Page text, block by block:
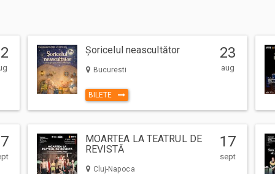
Șoricelul neascultător
Bucuresti
BILETE
23
aug
MOARTEA LA TEATRUL DE
REVISTĂ
Cluj-Napoca
17
sept